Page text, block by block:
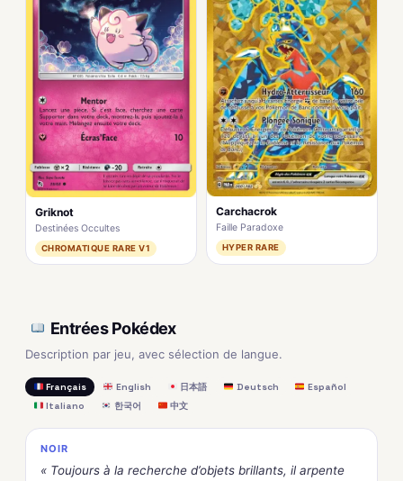
Griknot
Destinées Occultes
CHROMATIQUE RARE V1
Carchacrok
Faille Paradoxe
HYPER RARE
Entrées Pokédex
Description par jeu, avec sélection de langue.
Français English 日本語 Deutsch
Español
Italiano
한국어 中文
NOIR
« Toujours à la recherche d’objets brillants, il arpente